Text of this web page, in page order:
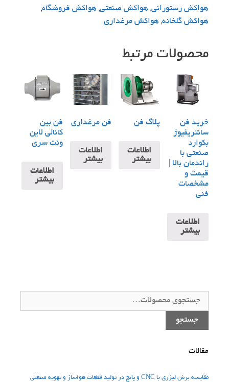
هواکش رستورانی, هواکش صنعتی, هواکش فروشگاه,
هواکش گلخانه, هواکش مرغداری
محصولات مرتبط
خرید فن
سانتریفیوژ
بکوارد
صنعتی با
راندمان بالا |
قیمت و
مشخصات
فنی
اطلاعات
بیشتر
پلاگ فن
اطلاعات
بیشتر
فن مرغداری
اطلاعات
بیشتر
فن بین
کانالی لاین
ونت سری
اطلاعات
بیشتر
برای:
جستجو
مقالات
مقایسه برش لیزری با CNC و پانچ در تولید قطعات هواساز و تهویه صنعتی